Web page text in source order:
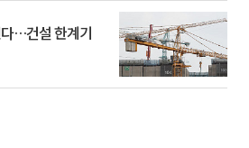
…건설 한계기